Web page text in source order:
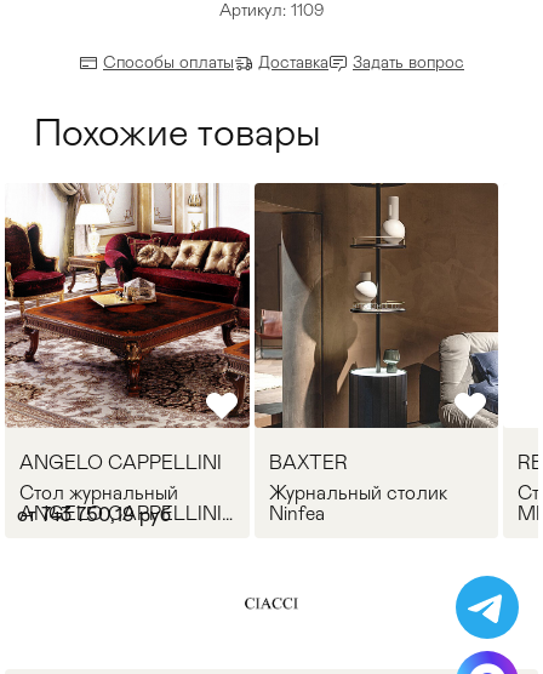
Артикул: 1109
Способы оплаты Доставка Задать вопрос
Похожие товары
ANGELO CAPPELLINI
Стол журнальный
ANGELO CAPPELLINI
от 743 750,19 руб
BAXTER
Журнальный столик
Ninfea